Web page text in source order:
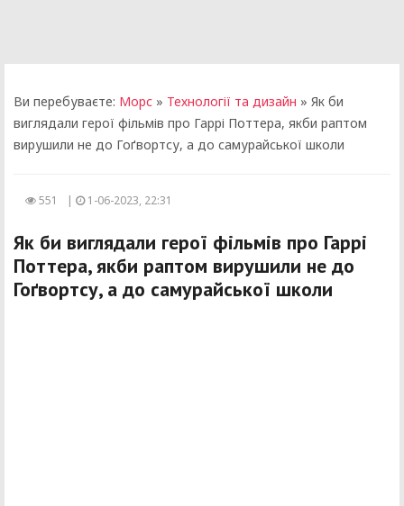
Ви перебуваєте: Морс » Технології та дизайн » Як би
виглядали герої фільмів про Гаррі Поттера, якби раптом
вирушили не до Гоґвортсу, а до самурайської школи
551 | 1-06-2023, 22:31
Як би виглядали герої фільмів про Гаррі
Поттера, якби раптом вирушили не до
Гоґвортсу, а до самурайської школи